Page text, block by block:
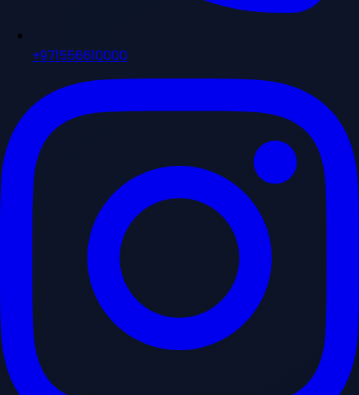
+971556610000